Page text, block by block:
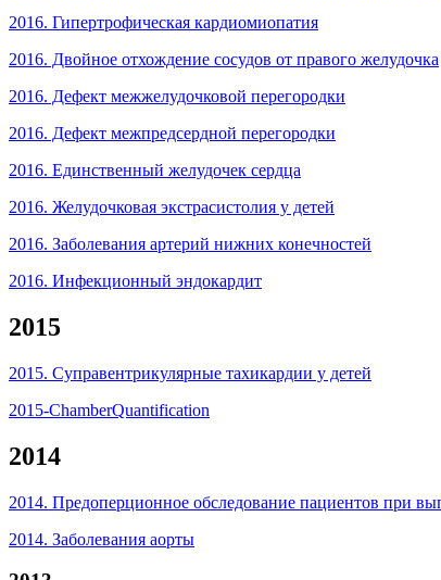
2016. Гипертрофическая кардиомиопатия
2016. Двойное отхождение сосудов от правого желудочка
2016. Дефект межжелудочковой перегородки
2016. Дефект межпредсердной перегородки
2016. Единственный желудочек сердца
2016. Желудочковая экстрасистолия у детей
2016. Заболевания артерий нижних конечностей
2016. Инфекционный эндокардит
2015
2015. Суправентрикулярные тахикардии у детей
2015-ChamberQuantification
2014
2014. Предоперционное обследование пациентов при
2014. Заболевания аорты